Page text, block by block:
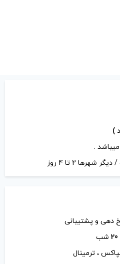
شد.
)
.
دهی و پشتیبانی
20 شب
، ترمینال